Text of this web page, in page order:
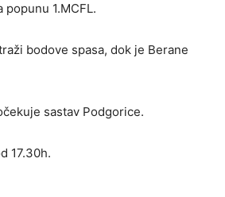
1.MCFL.
bodove spasa, dok je Berane
sastav Podgorice.
17.30h.